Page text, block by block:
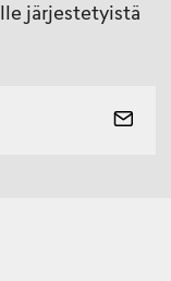
järjestetyistä